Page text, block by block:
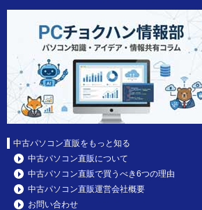
中古パソコン直販をもっと知る
中古パソコン直販について
中古パソコン直販で買うべき6つの理由
中古パソコン直販運営会社概要
お問い合わせ